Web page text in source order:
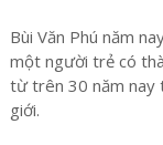
Bùi Văn Phú năm
một người trẻ có
từ trên 30 năm nay
giới.